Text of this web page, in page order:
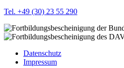
Tel. +49 (30) 23 55 290
Datenschutz
Impressum